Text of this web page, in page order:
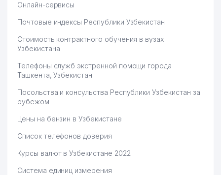
59
TRAIN CONSULTANCY ООО
452 м
60 STONE BUILD ООО 453 м
ГАЛЕРЕЯ
ИСКУССТВА НБ ВЭД РУз
MILLENIUM COMMUNAL
GROUP ООО
НОТАРИАЛЬНАЯ КОНТОРА
Онлайн-сервисы
Почтовые индексы Республики Узбекистан
Стоимость контрактного обучения в вузах
Узбекистана
Телефоны служб экстренной помощи города
Ташкента, Узбекистан
Посольства и консульства Республики Узбекистан за
рубежом
Цены на бензин в Узбекистане
Список телефонов доверия
Курсы валют в Узбекистане 2022
Система единиц измерения